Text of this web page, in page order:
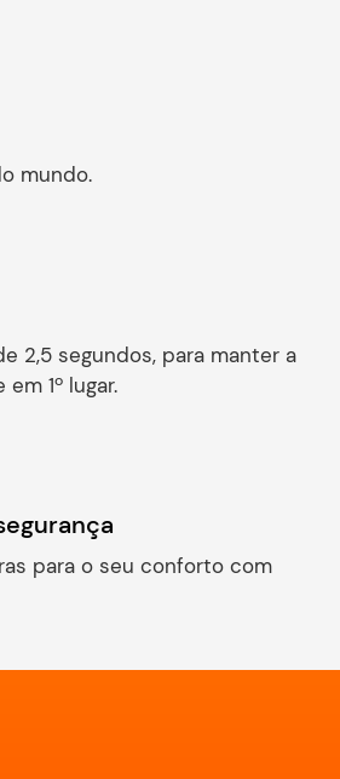
mundo.
2,5 segundos, para manter a
1º lugar.
para o seu conforto com